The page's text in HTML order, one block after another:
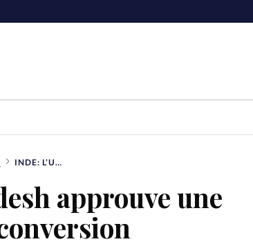
Faire un
INDE: L’UTTAR PRADESH APPROUVE UNE NOUVELLE LOI ANTI-CONVERSION
approuve une